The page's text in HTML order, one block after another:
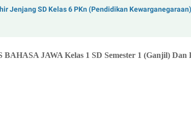
Jenjang SD Kelas 6 PKn (Pendidikan
JAWA Kelas 1 SD Semester 1 (Ganjil) Dan